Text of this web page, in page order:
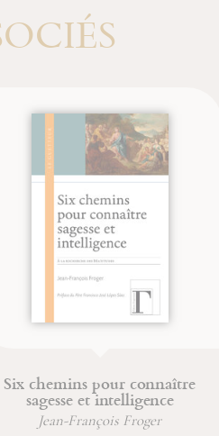
pour connaître
et intelligence
Jean-François Froger